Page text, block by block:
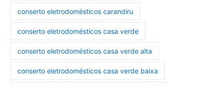
conserto eletrodomésticos carandiru
conserto eletrodomésticos casa verde
conserto eletrodomésticos casa verde alta
conserto eletrodomésticos casa verde baixa